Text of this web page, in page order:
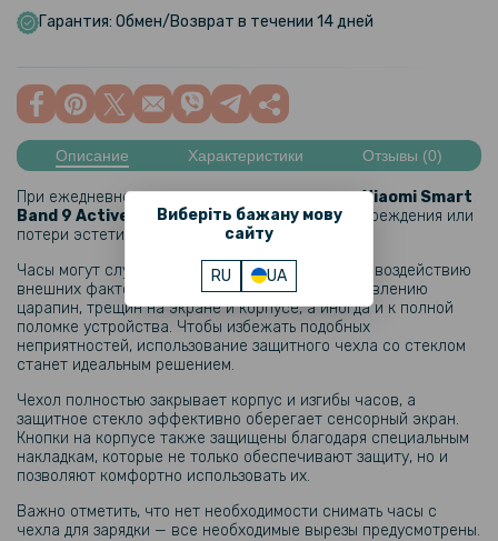
Виберіть бажану мову
сайту
RU UA
Ремешок Silicone Magnetic для Xiaomi Smart Band 9 Active
229 грн
Ремешок Silicone для смарт-часов Xiaomi Smart Band 9 Active
1 799 грн
Фитнес – браслет Xiaomi Smart Band 9 Active BHR08L1GL
300mAh, Green
1 799 грн
Фитнес – браслет Xiaomi Smart Band 9 Active BHR08L3GL
300mAh, Purple
Гарантия: Обмен/Возврат в течении 14 дней
Описание Характеристики Отзывы (0)
При ежедневном использовании смарт-часовXiaomi Smart
Band 9 Active​
существует вероятность их повреждения или
потери эстетической привлекательности.
Часы могут случайно упасть или подвергнуться воздействию
внешних факторов, что нередко приводит к появлению
царапин, трещин на экране и корпусе, а иногда и к полной
поломке устройства. Чтобы избежать подобных
неприятностей, использование защитного чехла со стеклом
станет идеальным решением.
Чехол полностью закрывает корпус и изгибы часов, а
защитное стекло эффективно оберегает сенсорный экран.
Кнопки на корпусе также защищены благодаря специальным
накладкам, которые не только обеспечивают защиту, но и
позволяют комфортно использовать их.
Важно отметить, что нет необходимости снимать часы с
чехла для зарядки — все необходимые вырезы предусмотрены.